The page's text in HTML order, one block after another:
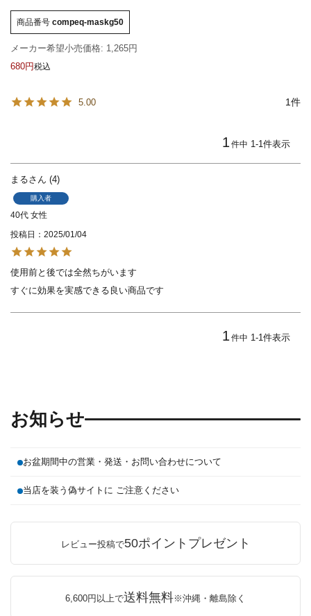
商品番号 compeq-maskg50
メーカー希望小売価格: 1,265
680
税込
5.00 1
1 件中 1-1件表示
まる 4
購入者
40代 女性
投稿日
2025/01/04
使用前と後では全然ちがいます
すぐに効果を実感できる良い商品です
1 件中 1-1件表示
お知らせ
お盆期間中の営業・発送・お問い合わせについて
当店を装う偽サイトに ご注意ください
レビュー投稿で50ポイントプレゼント
6,600円以上で送料無料※沖縄・離島除く